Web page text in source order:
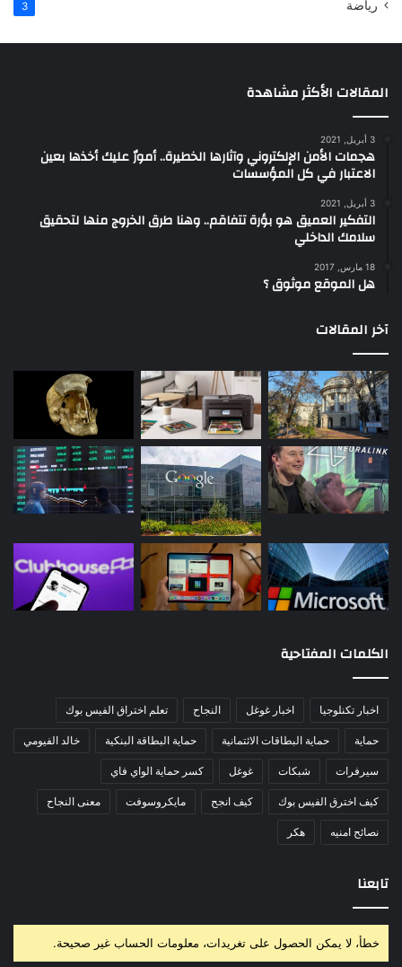
رياضة 3
المقالات الأكثر مشاهدة
3 أبريل, 2021
هجمات الأمن الإلكتروني وآثارها الخطيرة.. أمورٌ عليك أخذها بعين
الاعتبار في كل المؤسسات
3 أبريل, 2021
التفكير العميق هو بؤرة تتفاقم.. وهنا طرق الخروج منها لتحقيق
سلامك الداخلي
18 مارس, 2017
هل الموقع موثوق ؟
آخر المقالات
الكلمات المفتاحية
اخبار تكنلوجيا اخبار غوغل النجاح تعلم اختراق الفيس بوك
حماية حماية البطاقات الائتمانية حماية البطاقة البنكية خالد الفيومي
سيرفرات شبكات غوغل كسر حماية الواي فاي
كيف اخترق الفيس بوك كيف انجح مايكروسوفت معنى النجاح
نصائح امنيه هكر
تابعنا
خطأ، لا يمكن الحصول على تغريدات، معلومات الحساب غير صحيحة.